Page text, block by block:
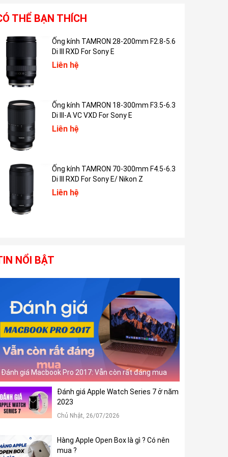
THỂ BẠN THÍCH
Ống kính TAMRON 28-200mm F2.8-5.6
Di III RXD For Sony E
Liên hệ
Ống kính TAMRON 18-300mm F3.5-6.3
Di III-A VC VXD For Sony E
Liên hệ
Ống kính TAMRON 70-300mm F4.5-6.3
Di III RXD For Sony E/ Nikon Z
Liên hệ
NỔI BẬT
Đánh giá Macbook Pro 2017: Vẫn còn rất đáng mua
Đánh giá Apple Watch Series 7 ở năm
2023
Chủ Nhật, 26/07/2026
Hàng Apple Open Box là gì ? Có nên
mua ?